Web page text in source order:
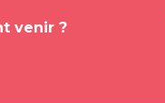
venir ?